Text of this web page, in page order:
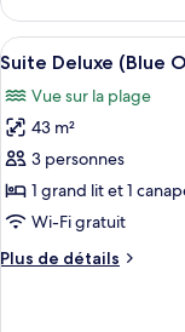
(Sunset)
le
type
de
Suite
Deluxe
(Sunset)
Afficher
toutes
les
photos
pour
ce
type
chambre :
6
Suite Deluxe (Blue
Vue sur la plage
43 m²
3 personnes
1 grand lit et 1
Wi-Fi gratuit
Plus de détails
Plus